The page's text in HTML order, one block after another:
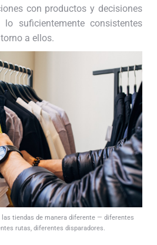
con productos y decisiones
suficientemente consistentes
a ellos.
las tiendas de manera diferente — diferentes
rutas, diferentes disparadores.